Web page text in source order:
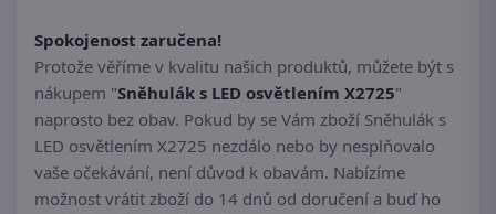
Spokojenost zaručena!
Protože věříme v kvalitu našich produktů, můžete být s
nákupem "Sněhulák s LED osvětlením X2725"
naprosto bez obav. Pokud by se Vám zboží Sněhulák s
LED osvětlením X2725 nezdálo nebo by nesplňovalo
vaše očekávání, není důvod k obavám. Nabízíme
možnost vrátit zboží do 14 dnů od doručení a buď ho